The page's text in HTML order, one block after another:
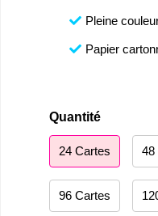
Pleine
Papier
Quantité
24 Cartes 48
96 Cartes
quantité
de
Happy
230